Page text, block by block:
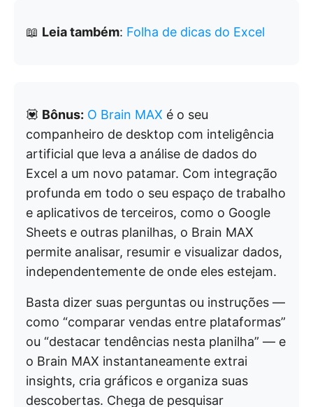
📖 Leia também: Folha de dicas do Excel
💟 Bônus: O Brain MAX é o seu
companheiro de desktop com inteligência
artificial que leva a análise de dados do
Excel a um novo patamar. Com integração
profunda em todo o seu espaço de trabalho
e aplicativos de terceiros, como o Google
Sheets e outras planilhas, o Brain MAX
permite analisar, resumir e visualizar dados,
independentemente de onde eles estejam.
Basta dizer suas perguntas ou instruções —
como “comparar vendas entre plataformas”
ou “destacar tendências nesta planilha” — e
o Brain MAX instantaneamente extrai
insights, cria gráficos e organiza suas
descobertas. Chega de pesquisar